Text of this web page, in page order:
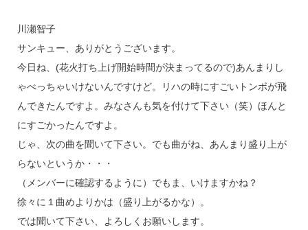
川瀬智子
サンキュー、ありがとうございます。
今日ね、(花火打ち上げ開始時間が決まってるので)あんまりし
ゃべっちゃいけないんですけど。リハの時にすごいトンボが飛
んできたんですよ。みなさんも気を付けて下さい（笑）ほんと
にすごかったんですよ。
じゃ、次の曲を聞いて下さい。でも曲がね、あんまり盛り上が
らないというか・・・
（メンバーに確認するように）でもま、いけますかね？
徐々に１曲めよりかは（盛り上がるかな）。
では聞いて下さい、よろしくお願いします。